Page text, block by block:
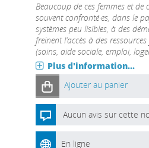
Beaucoup de ces femmes et de
souvent confronté·es, dans le
systèmes peu lisibles, à des
freinent l’accès à des
(soins, aide sociale, emploi,
Plus d'information...
Ajouter au panier
Aucun avis sur cette
En ligne